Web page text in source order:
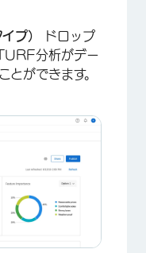
プ）
ドロップ
分析がデー
とができます。